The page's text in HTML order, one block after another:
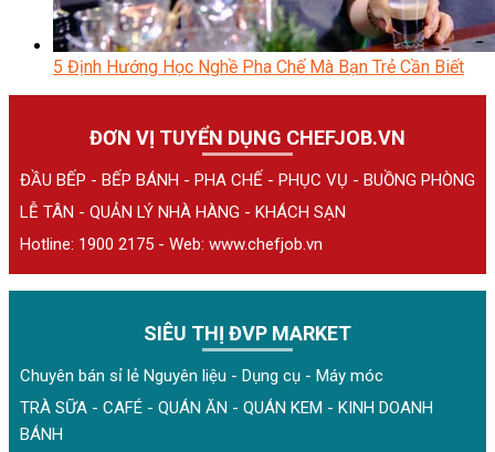
5 Định Hướng Học Nghề Pha Chế Mà Bạn Trẻ Cần Biết
ĐƠN VỊ TUYỂN DỤNG CHEFJOB.VN
ĐẦU BẾP - BẾP BÁNH - PHA CHẾ - PHỤC VỤ - BUỒNG PHÒNG
LỄ TÂN - QUẢN LÝ NHÀ HÀNG - KHÁCH SẠN
Hotline: 1900 2175 - Web: www.chefjob.vn
SIÊU THỊ ĐVP MARKET
Chuyên bán sỉ lẻ Nguyên liệu - Dụng cụ - Máy móc
TRÀ SỮA - CAFÉ - QUÁN ĂN - QUÁN KEM - KINH DOANH
BÁNH